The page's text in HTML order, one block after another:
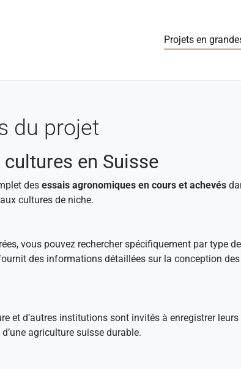
Projets en
du projet
en Suisse
des essais agronomiques en cours et achevés
cultures de niche.
vous pouvez rechercher spécifiquement par type
des informations détaillées sur la conception
et d’autres institutions sont invités à enregistrer
agriculture suisse durable.